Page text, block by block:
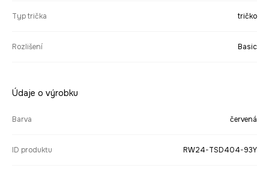
Typ trička tričko
Rozlišení Basic
Údaje o výrobku
Barva červená
ID produktu RW24-TSD404-93Y